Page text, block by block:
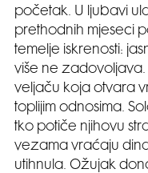
početak. U ljubavi
prethodnih mjeseci
temelje iskrenosti:
više ne zadovoljava.
veljaču koja otvara
toplijim odnosima.
tko potiče njihovu
vezama vraćaju
utihnula. Ožujak